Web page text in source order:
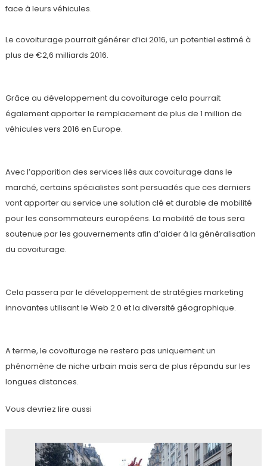
face à leurs véhicules.
Le covoiturage pourrait générer d’ici 2016, un potentiel estimé à
plus de €2,6 milliards 2016.
Grâce au développement du covoiturage cela pourrait
également apporter le remplacement de plus de 1 million de
véhicules vers 2016 en Europe.
Avec l’apparition des services liés aux covoiturage dans le
marché, certains spécialistes sont persuadés que ces derniers
vont apporter au service une solution clé et durable de mobilité
pour les consommateurs européens. La mobilité de tous sera
soutenue par les gouvernements afin d’aider à la généralisation
du covoiturage.
Cela passera par le développement de stratégies marketing
innovantes utilisant le Web 2.0 et la diversité géographique.
A terme, le covoiturage ne restera pas uniquement un
phénomène de niche urbain mais sera de plus répandu sur les
longues distances.
Vous devriez lire aussi